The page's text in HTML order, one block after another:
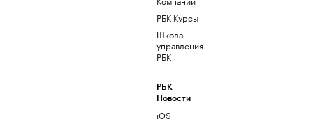
РБК Курсы
Школа
управления
РБК
РБК
Новости
iOS